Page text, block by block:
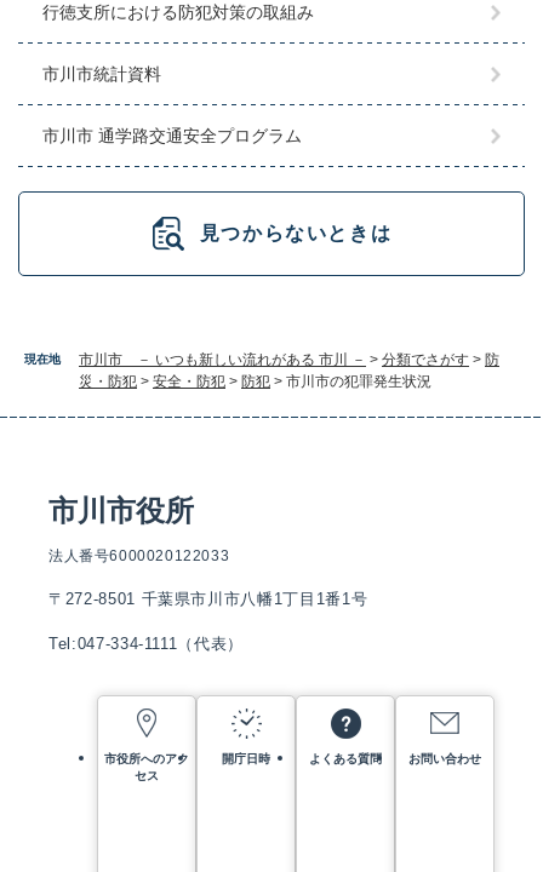
現在地 市川市 － いつも新しい流れがある 市川 － > 分類でさがす > 防
災・防犯 > 安全・防犯 > 防犯 > 市川市の犯罪発生状況
行徳支所における防犯対策の取組み
市川市統計資料
市川市 通学路交通安全プログラム
見つからないときは
市川市役所
法人番号6000020122033
〒272-8501 千葉県市川市八幡1丁目1番1号
Tel:047-334-1111（代表）
市役所へのアク
セス
開庁日時 よくある質問 お問い合わせ